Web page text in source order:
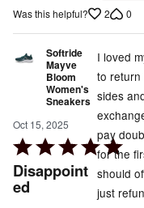
out
of
5
Was this helpful? 2 0
Softride
Mayve
Bloom
Women's
Sneakers
Oct 15, 2025
Rated
5
out
Disappoint
ed
I loved
to return
sides
pay
for the
should
just